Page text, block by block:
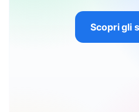
Scopri gli